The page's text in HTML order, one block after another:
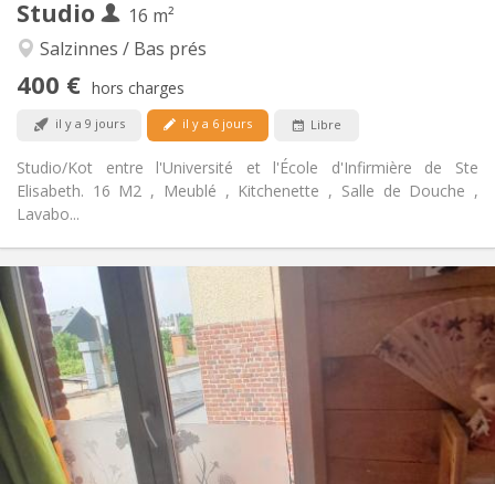
Studio
16 m²
Salzinnes / Bas prés
400 € hors charges
il y a 9 jours il y a 6 jours Libre
Studio/Kot entre l'Université et l'École d'Infirmière de Ste
Elisabeth. 16 M2 , Meublé , Kitchenette , Salle de Douche ,
Lavabo...
Studieuse, chaleureuse, calme,
Animaux de compagnie:
Acceptés
Infos Pratiques
Loyer:
420 €
Charges:
30 €
Durée:
10 mois
Domiciliation:
Aménagement
Salle de bain: